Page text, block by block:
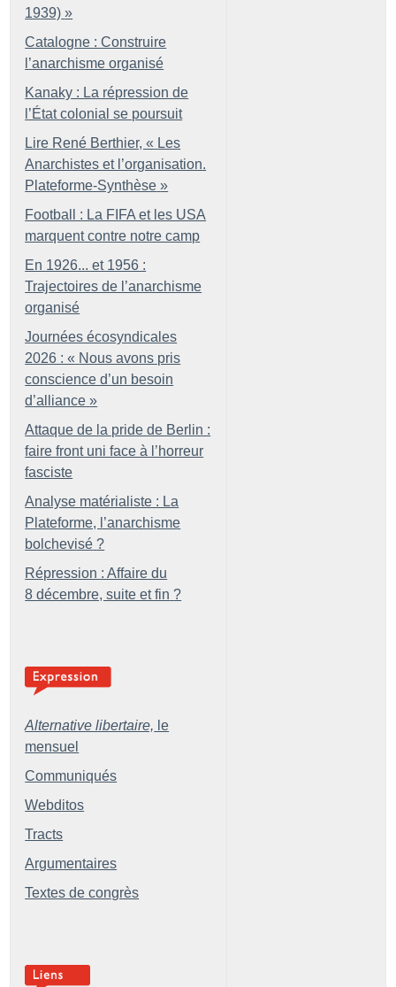
1939) »
Catalogne : Construire
l’anarchisme organisé
Kanaky : La répression de
l’État colonial se poursuit
Lire René Berthier, « Les
Anarchistes et l’organisation.
Plateforme-Synthèse »
Football : La FIFA et les USA
marquent contre notre camp
En 1926... et 1956 :
Trajectoires de l’anarchisme
organisé
Journées écosyndicales
2026 : « Nous avons pris
conscience d’un besoin
d’alliance »
Attaque de la pride de Berlin :
faire front uni face à l’horreur
fasciste
Analyse matérialiste : La
Plateforme, l’anarchisme
bolchevisé ?
Répression : Affaire du
8 décembre, suite et fin ?
Alternative libertaire, le
mensuel
Communiqués
Webditos
Tracts
Argumentaires
Textes de congrès